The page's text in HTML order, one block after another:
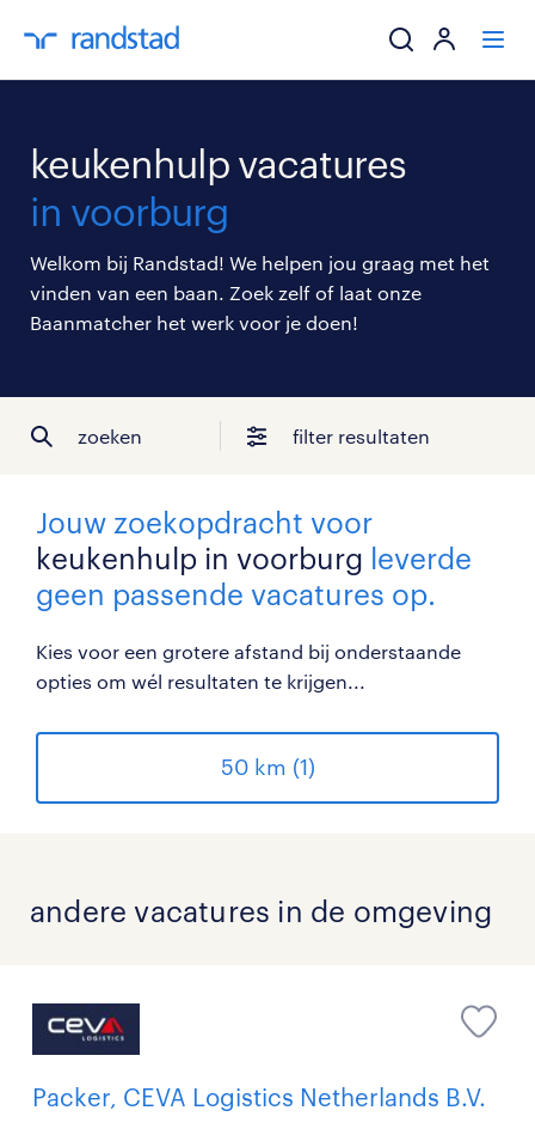
mijn carrière
over randstad
keukenhulp vacatures
in voorburg
Welkom bij Randstad! We helpen jou graag met het
vinden van een baan. Zoek zelf of laat onze
Baanmatcher het werk voor je doen!
zoeken filter resultaten
Jouw zoekopdracht voor
keukenhulp in voorburg leverde
geen passende vacatures op.
Kies voor een grotere afstand bij onderstaande
opties om wél resultaten te krijgen...
50 km (1)
andere vacatures in de omgeving
Packer, CEVA Logistics Netherlands B.V.